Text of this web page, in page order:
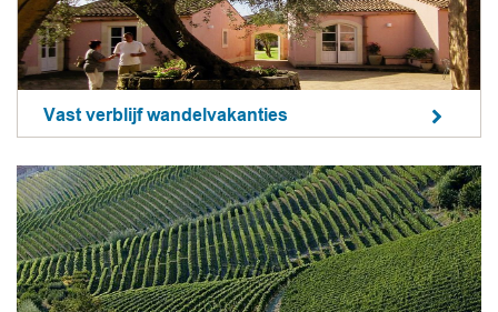
Vast verblijf wandelvakanties